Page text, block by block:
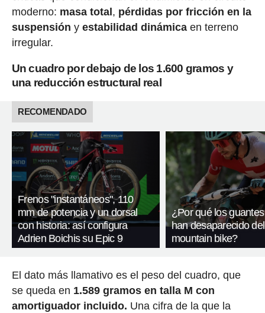
moderno: masa total , pérdidas por fricción en la
suspensión y estabilidad dinámicaen terreno
irregular.
Un cuadro por debajo de los 1.600 gramos y
una reducción estructural real
RECOMENDADO
Frenos "instantáneos", 110
mm de potencia y un dorsal
con historia: así configura
Adrien Boichis su Epic 9
¿Por qué los
han desaparecido del
mountain bike?
El dato más llamativo es el peso del cuadro, que
se queda en 1.589 gramos en talla M con
amortiguador incluido. Una cifra de la que la